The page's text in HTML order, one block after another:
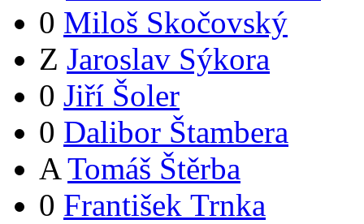
0 Miloš Skočovský
Z Jaroslav Sýkora
0 Jiří Šoler
0 Dalibor Štambera
A Tomáš Štěrba
0 František Trnka